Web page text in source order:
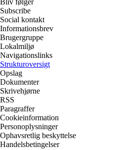
Bliv følger
Subscribe
Social kontakt
Informationsbrev
Brugergruppe
Lokalmiljø
Navigationslinks
Strukturoversigt
Opslag
Dokumenter
Skrivehjørne
RSS
Paragraffer
Cookieinformation
Personoplysninger
Ophavsretlig beskyttelse
Handelsbetingelser